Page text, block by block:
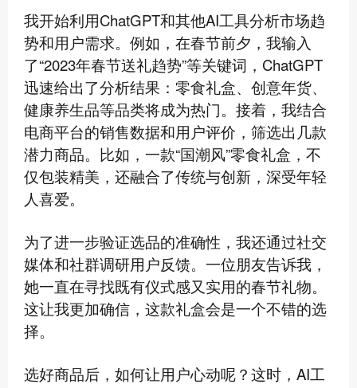
我开始利用ChatGPT和其他AI工具分析市场趋
势和用户需求。例如，在春节前夕，我输入
了“2023年春节送礼趋势”等关键词，ChatGPT
迅速给出了分析结果：零食礼盒、创意年货、
健康养生品等品类将成为热门。接着，我结合
电商平台的销售数据和用户评价，筛选出几款
潜力商品。比如，一款“国潮风”零食礼盒，不
仅包装精美，还融合了传统与创新，深受年轻
人喜爱。
为了进一步验证选品的准确性，我还通过社交
媒体和社群调研用户反馈。一位朋友告诉我，
她一直在寻找既有仪式感又实用的春节礼物。
这让我更加确信，这款礼盒会是一个不错的选
择。
选好商品后，如何让用户心动呢？这时，AI工